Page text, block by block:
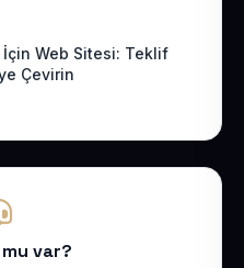
Web Sitesi: Teklif
Çevirin
var?